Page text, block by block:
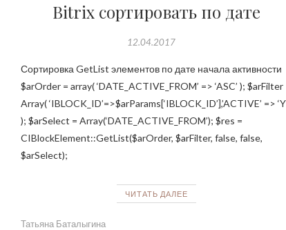
Bitrix сортировать по дате
12.04.2017
Сортировка GetList элементов по дате начала активности
$arOrder = array( ‘DATE_ACTIVE_FROM’ => ‘ASC’ ); $arFilter
Array( ‘IBLOCK_ID’=>$arParams[‘IBLOCK_ID’],’ACTIVE’ =>
); $arSelect = Array(‘DATE_ACTIVE_FROM’); $res =
CIBlockElement::GetList($arOrder, $arFilter, false, false,
$arSelect);
ЧИТАТЬ ДАЛЕЕ
Татьяна Баталыгина